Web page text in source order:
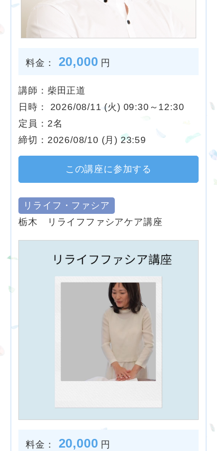
料金： 20,000 円
講師：柴田正道
日時： 2026/08/11 (火) 09:30～12:30
定員：2名
締切：2026/08/10 (月) 23:59
この講座に参加する
リライフ・ファシア
栃木 リライフファシアケア講座
料金： 20,000 円